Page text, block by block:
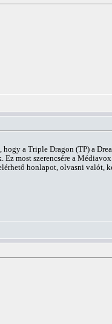
a Triple Dragon (TP) a
most szerencsére a
honlapot, olvasni valót,